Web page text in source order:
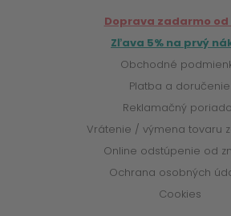
Doprava zadarmo od
Zľava 5% na prvý
Obchodné
Platba a doručenie
Reklamačný
Vrátenie / výmena tovaru
Online odstúpenie od
Ochrana osobných
Cookies